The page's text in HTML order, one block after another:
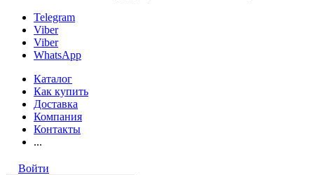
Telegram
Viber
Viber
WhatsApp
Каталог
Как купить
Доставка
Компания
Контакты
...
Войти